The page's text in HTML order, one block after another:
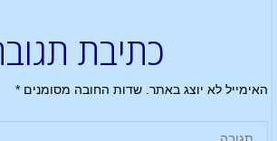
כתיבת
האימייל לא יוצג באתר. שדות החובה מסומנים*